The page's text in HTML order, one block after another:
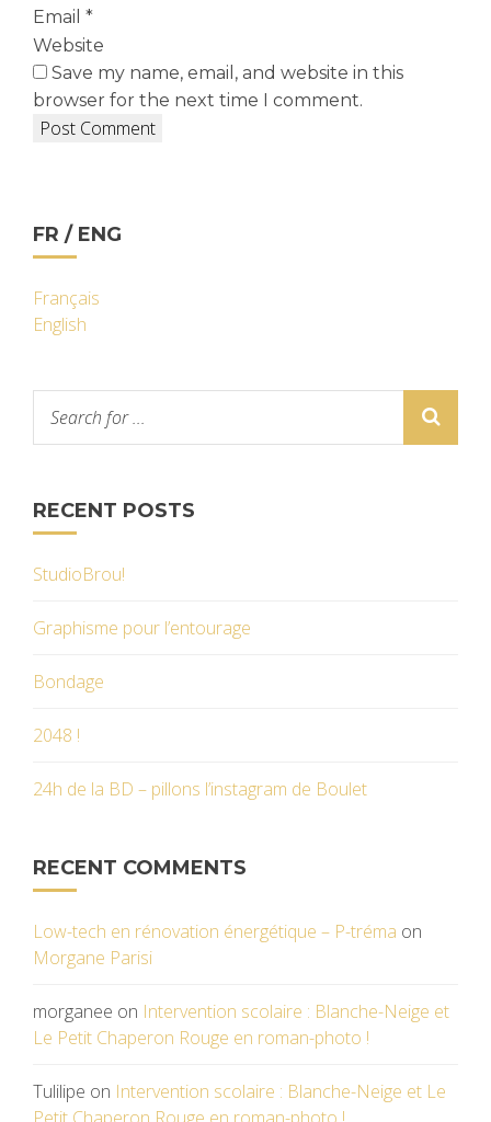
Email *
Website
Save my name, email, and website in this
browser for the next time I comment.
FR / ENG
Français
English
RECENT POSTS
StudioBrou!
Graphisme pour l’entourage
Bondage
2048 !
24h de la BD – pillons l’instagram de Boulet
RECENT COMMENTS
Low-tech en rénovation énergétique – P-tréma on
Morgane Parisi
morganee on Intervention scolaire : Blanche-Neige et
Le Petit Chaperon Rouge en roman-photo !
Tulilipe on Intervention scolaire : Blanche-Neige et Le